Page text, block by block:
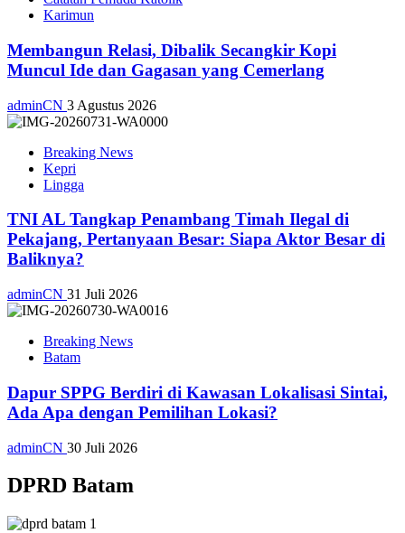
Karimun
Membangun Relasi, Dibalik Secangkir Kopi
Muncul Ide dan Gagasan yang Cemerlang
adminCN 3 Agustus 2026
Breaking News
Kepri
Lingga
TNI AL Tangkap Penambang Timah Ilegal di
Pekajang, Pertanyaan Besar: Siapa Aktor Besar di
Baliknya?
adminCN 31 Juli 2026
Breaking News
Batam
Dapur SPPG Berdiri di Kawasan Lokalisasi Sintai,
Ada Apa dengan Pemilihan Lokasi?
adminCN 30 Juli 2026
DPRD Batam